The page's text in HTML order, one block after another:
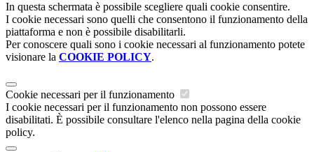
In questa schermata è possibile scegliere quali cookie consentire.
I cookie necessari sono quelli che consentono il funzionamento della
piattaforma e non è possibile disabilitarli.
Per conoscere quali sono i cookie necessari al funzionamento potete
visionare la COOKIE POLICY.
Cookie necessari per il funzionamento
I cookie necessari per il funzionamento non possono essere
disabilitati. È possibile consultare l'elenco nella pagina della cookie
policy.